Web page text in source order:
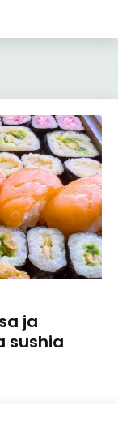
ja
sushia